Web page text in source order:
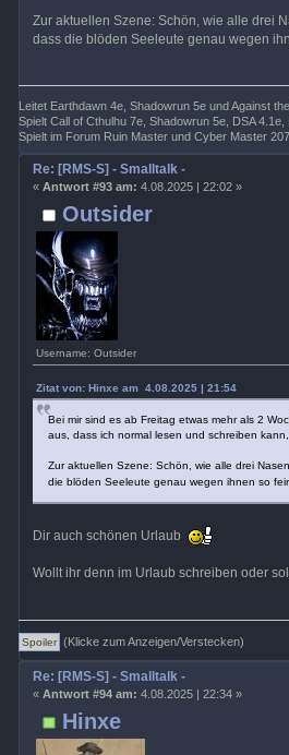
Zur aktuellen Szene: Schön, wie alle drei
dass die blöden Seeleute genau wegen
Leitet Earthdawn 4e, Shadowrun 5e und Against
Spielt Call of Cthulhu 7e, Shadowrun 5e, DSA 4.1e,
Spielt im Forum Ruin Master und Cyber Master
Outsider
Username: Outsider
Re: [RMS-S] - Smalltalk -
« Antwort #93 am: 4.08.2025 | 22:02 »
Zitat von: Hinxe am 4.08.2025 | 21:54
Bei mir sind es ab Freitag etwas mehr als 2
aus, dass ich normal lesen und schreiben
Zur aktuellen Szene: Schön, wie alle drei
die blöden Seeleute genau wegen ihnen so
Dir auch schönen Urlaub
Wollt ihr denn im Urlaub schreiben oder
(Klicke zum Anzeigen/Verstecken)
Hinxe
Re: [RMS-S] - Smalltalk -
« Antwort #94 am: 4.08.2025 | 22:34 »